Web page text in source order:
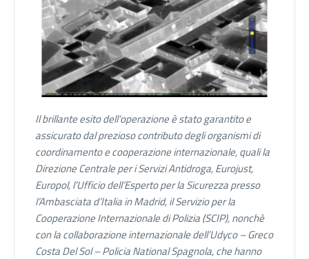
Il brillante esito dell’operazioneè stato garantito e
assicurato dal prezioso contributo degli organismi di
coordinamento e cooperazione internazionale, quali la
Direzione Centrale per i Servizi Antidroga, Eurojust,
Europol, l’Ufficio dell’Esperto per la Sicurezza presso
l’Ambasciata d’Italia in Madrid, il Servizio per la
Cooperazione Internazionale di Polizia (SCIP), nonchè
con la collaborazione internazionale dell’Udyco – Greco
Costa Del Sol – Policia National Spagnola, che hanno